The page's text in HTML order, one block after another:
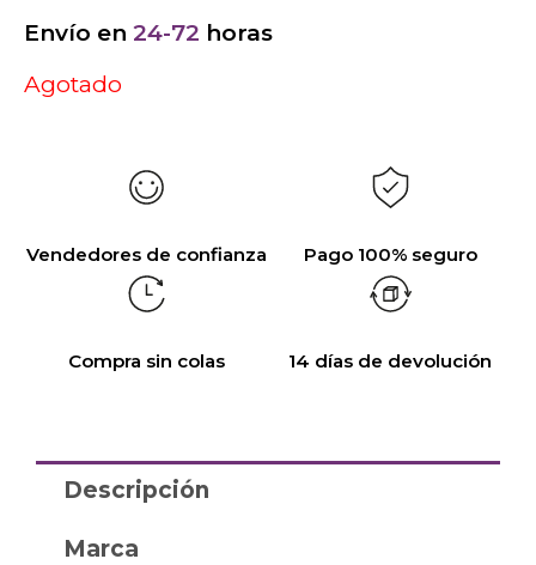
Envío en 24-72 horas
Agotado
Vendedores de confianza Pago 100% seguro
Compra sin colas 14 días de devolución
Descripción
Marca